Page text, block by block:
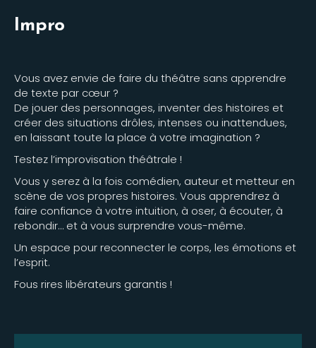
Impro
Vous avez envie de faire du théâtre sans apprendre
de texte par cœur ?
De jouer des personnages, inventer des histoires et
créer des situations drôles, intenses ou inattendues,
en laissant toute la place à votre imagination ?
Testez l’improvisation théâtrale !
Vous y serez à la fois comédien, auteur et metteur en
scène de vos propres histoires. Vous apprendrez à
faire confiance à votre intuition, à oser, à écouter, à
rebondir… et à vous surprendre vous-même.
Un espace pour reconnecter le corps, les émotions et
l’esprit.
Fous rires libérateurs garantis !